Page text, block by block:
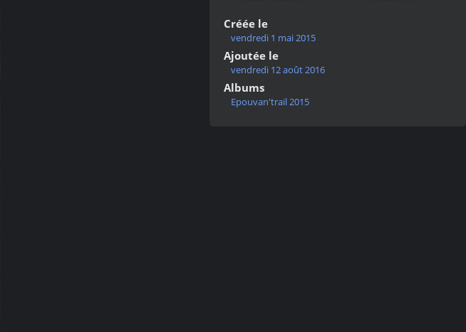
Créée le
vendredi 1 mai 2015
Ajoutée le
vendredi 12 août 2016
Albums
Epouvan'trail 2015